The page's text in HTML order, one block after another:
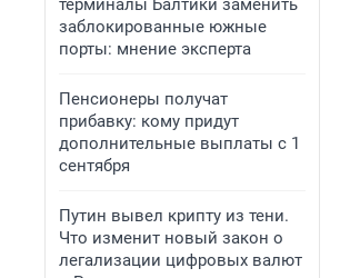
терминалы Балтики заменить
заблокированные южные
порты: мнение эксперта
Пенсионеры получат
прибавку: кому придут
дополнительные выплаты с 1
сентября
Путин вывел крипту из тени.
Что изменит новый закон о
легализации цифровых валют